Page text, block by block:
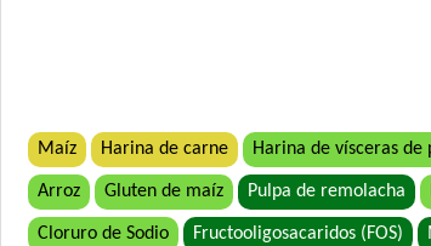
Maíz Harina de carne Harina de vísceras de
Arroz Gluten de maíz Pulpa de remolacha
Cloruro de Sodio Fructooligosacaridos (FOS)